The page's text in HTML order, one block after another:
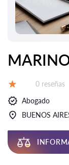
Número
0 reseñas
Abogado
BUENOS